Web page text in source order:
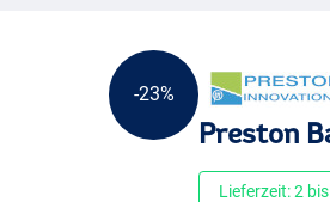
-23%
Preston
Lieferzeit: 2